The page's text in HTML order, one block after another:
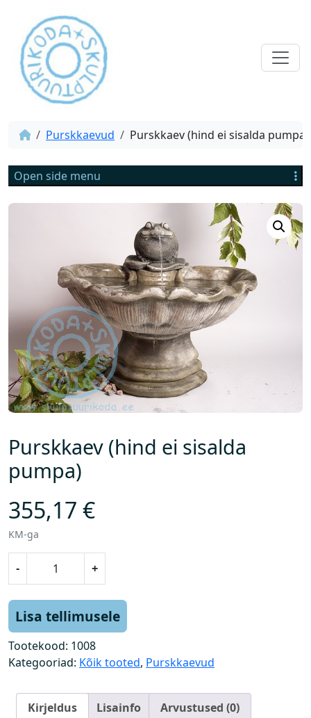
Purskkaevud Purskkaev (hind ei sisalda pumpa)
Open side menu
Purskkaev (hind ei sisalda
pumpa)
355,17 €
KM-ga
-
k
k
a
+
Lisa tellimusele
Tootekood: 1008
Kategooriad: Kõik tooted, Purskkaevud
Kirjeldus Lisainfo Arvustused (0)